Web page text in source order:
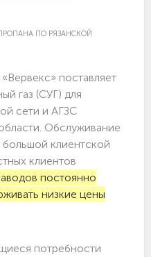
ПО РЯЗАНСКОЙ
поставляет
газ (СУГ) для
сети и АГЗС
Обслуживание
клиентской
клиентов
постоянно
низкие цены
потребности